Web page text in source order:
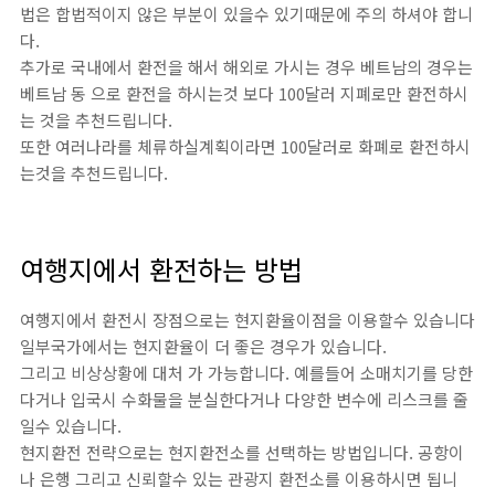
법은 합법적이지 않은 부분이 있을수 있기때문에 주의 하셔야 합니
다.
추가로 국내에서 환전을 해서 해외로 가시는 경우 베트남의 경우는
베트남 동 으로 환전을 하시는것 보다 100달러 지폐로만 환전하시
는 것을 추천드립니다.
또한 여러나라를 체류하실계획이라면 100달러로 화폐로 환전하시
는것을 추천드립니다.
여행지에서 환전하는 방법
여행지에서 환전시 장점으로는 현지환율이점을 이용할수 있습니다
일부국가에서는 현지환율이 더 좋은 경우가 있습니다.
그리고 비상상황에 대처 가 가능합니다. 예를들어 소매치기를 당한
다거나 입국시 수화물을 분실한다거나 다양한 변수에 리스크를 줄
일수 있습니다.
현지환전 전략으로는 현지환전소를 선택하는 방법입니다. 공항이
나 은행 그리고 신뢰할수 있는 관광지 환전소를 이용하시면 됩니